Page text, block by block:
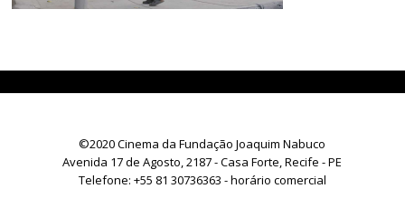
©2020 Cinema da Fundação Joaquim Nabuco
Avenida 17 de Agosto, 2187 - Casa Forte, Recife - PE
Telefone: +55 81 30736363 - horário comercial